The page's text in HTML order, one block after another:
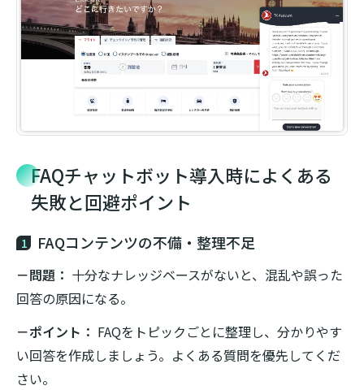
FAQチャットボット導入時によくある
失敗と回避ポイント
1 FAQコンテンツの不備・整理不足
－問題： 十分なナレッジベースがないと、混乱や誤った
回答の原因になる。
－ポイント： FAQをトピックごとに整理し、分かりやす
い回答を作成しましょう。よくある質問を優先してくだ
さい。